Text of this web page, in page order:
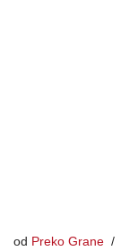
od Preko Grane